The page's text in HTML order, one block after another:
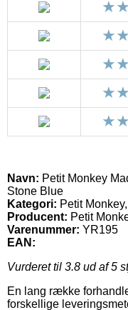
Navn: Petit Monkey
Stone Blue
Kategori: Petit
Producent: Petit
Varenummer: YR195
EAN:
Vurderet til 3.8 ud af 5
En lang række
forskellige